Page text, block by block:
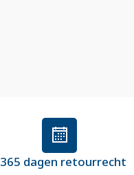
365 dagen retourrecht